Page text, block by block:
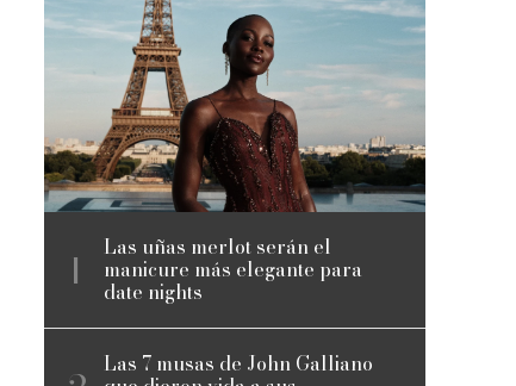
Las uñas merlot serán el
manicure más elegante para
date nights
Las 7 musas de John Galliano